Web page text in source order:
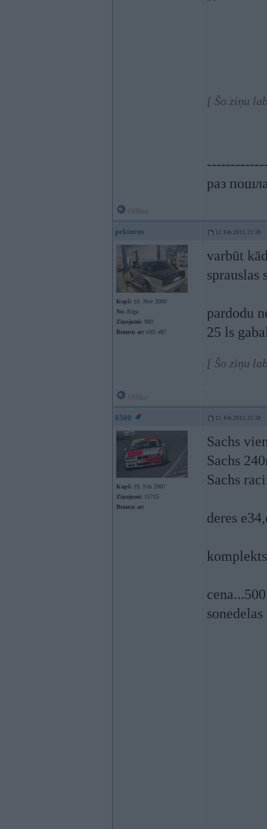
[ Šo ziņu
раз
pekinens 12. Feb 2013, 21:38
Kopš: 10. Nov 2009
No: Rīga
Ziņojumi: 980
Braucu ar: e30; e87
varbūt
sprauslas
pardodu
25 ls
[ Šo ziņu
6500 12. Feb 2013, 22:30
Kopš: 19. Feb 2007
Ziņojumi: 15715
Braucu ar:
Sachs
Sachs
Sachs
deres